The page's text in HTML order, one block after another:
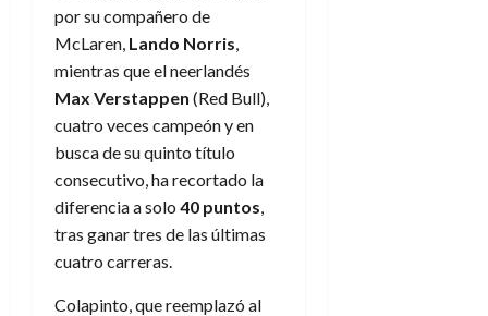
por su compañero de
McLaren, Lando Norris,
mientras que el neerlandés
Max Verstappen (Red Bull),
cuatro veces campeón y en
busca de su quinto título
consecutivo, ha recortado la
diferencia a solo 40 puntos,
tras ganar tres de las últimas
cuatro carreras.
Colapinto, que reemplazó al